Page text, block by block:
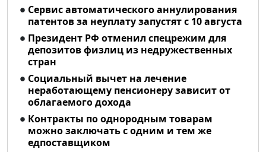
Сервис автоматического аннулирования
патентов за неуплату запустят с 10 августа
Президент РФ отменил спецрежим для
депозитов физлиц из недружественных
стран
Социальный вычет на лечение
неработающему пенсионеру зависит от
облагаемого дохода
Контракты по однородным товарам
можно заключать с одним и тем же
едпоставщиком